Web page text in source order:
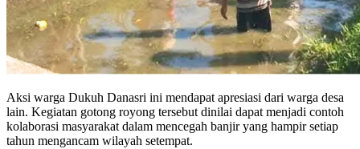
Aksi warga Dukuh Danasri ini mendapat apresiasi dari warga desa
lain. Kegiatan gotong royong tersebut dinilai dapat menjadi contoh
kolaborasi masyarakat dalam mencegah banjir yang hampir setiap
tahun mengancam wilayah setempat.